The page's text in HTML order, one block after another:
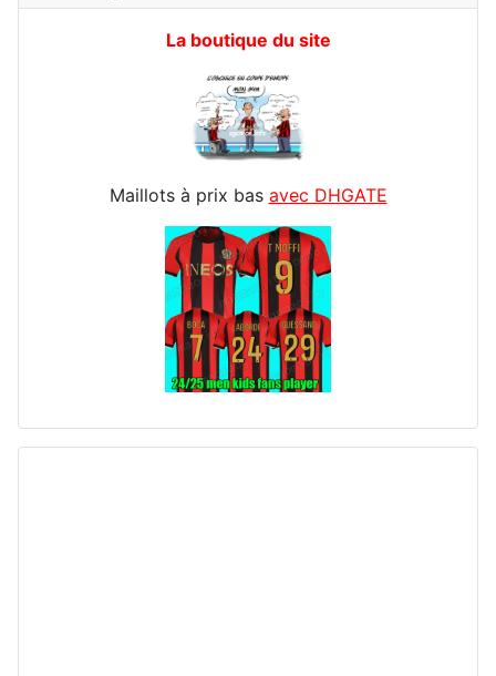
La boutique du site
Maillots à prix bas avec DHGATE